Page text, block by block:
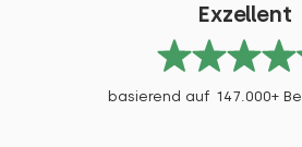
Exzellent
basierend auf 147.000+